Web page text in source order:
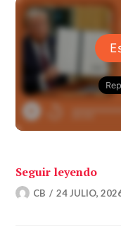
Seguir leyendo«La
CB 24 JULIO,